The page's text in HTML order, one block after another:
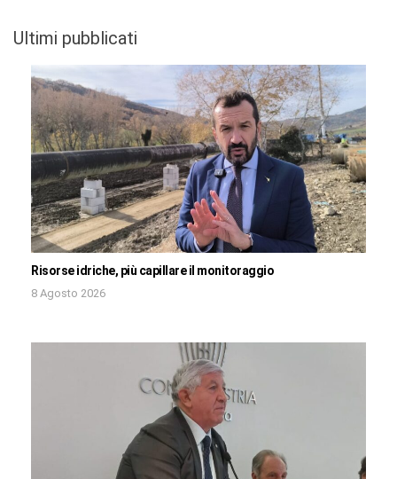
Ultimi pubblicati
Risorse idriche, più capillare il monitoraggio
8 Agosto 2026